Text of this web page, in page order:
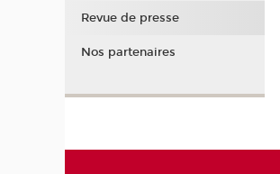
Revue de presse
Nos partenaires